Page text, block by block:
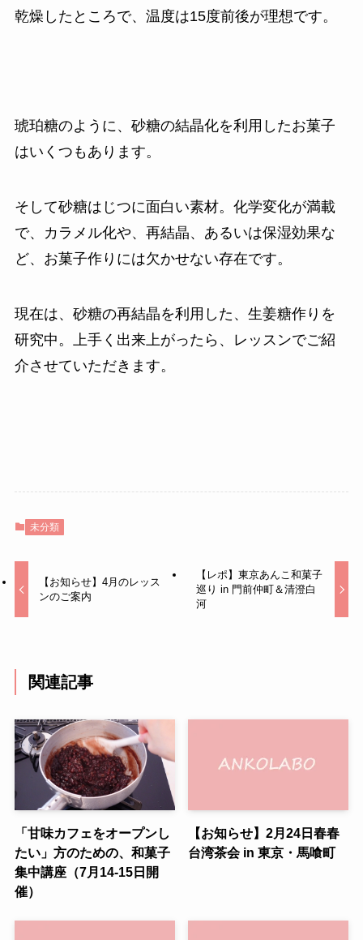
乾燥したところで、温度は15度前後が理想です。
琥珀糖のように、砂糖の結晶化を利用したお菓子
はいくつもあります。
そして砂糖はじつに面白い素材。化学変化が満載
で、カラメル化や、再結晶、あるいは保湿効果な
ど、お菓子作りには欠かせない存在です。
現在は、砂糖の再結晶を利用した、生姜糖作りを
研究中。上手く出来上がったら、レッスンでご紹
介させていただきます。
未分類
【お知らせ】4月のレッス
ンのご案内
【レポ】東京あんこ和菓子
巡り in 門前仲町＆清澄白
河
関連記事
「甘味カフェをオープンし
たい」方のための、和菓子
集中講座（7月14-15日開
催）
【お知らせ】2月24日春春
台湾茶会 in 東京・馬喰町